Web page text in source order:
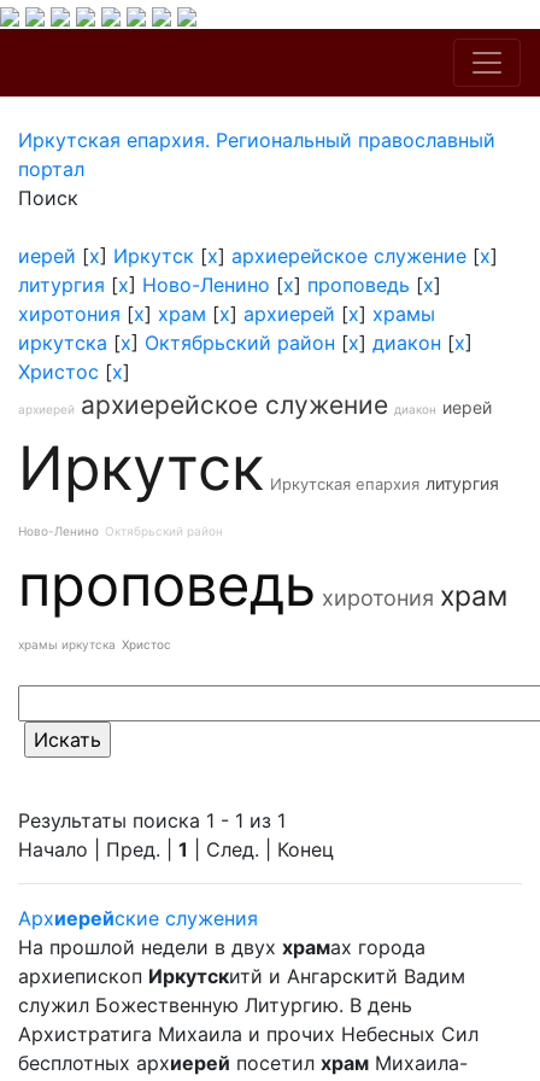
Иркутская епархия. Региональный православный
портал
Поиск
иерей [x] Иркутск [x] архиерейское служение [x]
литургия [x] Ново-Ленино [x] проповедь [x]
хиротония [x] храм [x] архиерей [x] храмы
иркутска [x] Октябрьский район [x] диакон [x]
Христос [x]
архиерей архиерейское служение диакон иерей
Иркутск Иркутская епархия литургия
Ново-Ленино Октябрьский район
проповедь хиротония храм
храмы иркутска Христос
Результаты поиска 1 - 1 из 1
Начало | Пред. | 1 | След. | Конец
Архиерейские служения
На прошлой недели в двух храмах города
архиепископ Иркутскитй и Ангарскитй Вадим
служил Божественную Литургию. В день
Архистратига Михаила и прочих Небесных Сил
бесплотных архиерей посетил храм Михаила-